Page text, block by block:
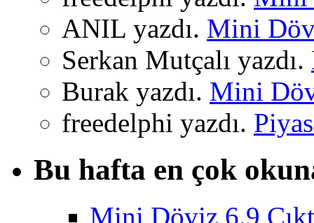
ANIL yazdı. Mini
Serkan Mutçalı yazdı.
Burak yazdı. Mini
freedelphi yazdı.
Bu hafta en çok
Mini Döviz 6.9